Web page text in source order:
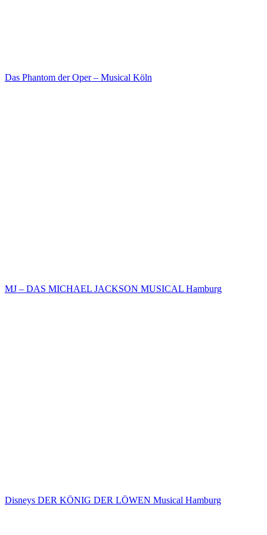
Das Phantom der Oper – Musical Köln
MJ – DAS MICHAEL JACKSON MUSICAL Hamburg
Disneys DER KÖNIG DER LÖWEN Musical Hamburg